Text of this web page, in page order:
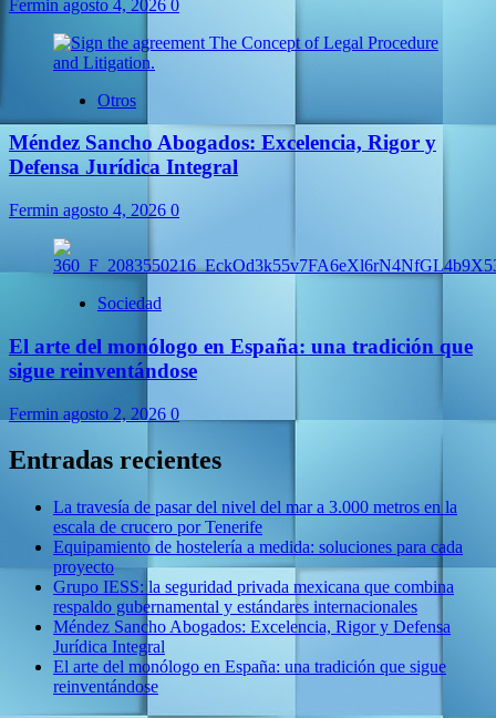
Fermin agosto 4, 2026 0
Otros
Méndez Sancho Abogados: Excelencia, Rigor y
Defensa Jurídica Integral
Fermin agosto 4, 2026 0
Sociedad
El arte del monólogo en España: una tradición que
sigue reinventándose
Fermin agosto 2, 2026 0
Entradas recientes
La travesía de pasar del nivel del mar a 3.000 metros en la
escala de crucero por Tenerife
Equipamiento de hostelería a medida: soluciones para cada
proyecto
Grupo IESS: la seguridad privada mexicana que combina
respaldo gubernamental y estándares internacionales
Méndez Sancho Abogados: Excelencia, Rigor y Defensa
Jurídica Integral
El arte del monólogo en España: una tradición que sigue
reinventándose